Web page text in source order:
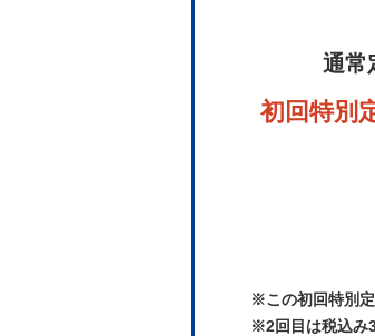
通常
初回特別
※この初回特別定
※2回目は税込み